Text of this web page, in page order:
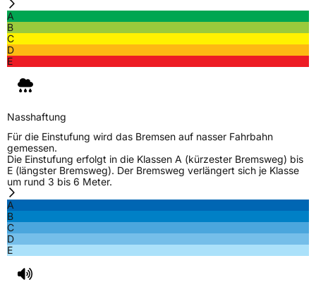
Weitere Eigenschaften
SchlauchtypTL
Zustand
M+SJa
VerstärktXL
EU Label
Rollgeräusch (Klasse)
A
B
C
D
E
Nasshaftung
Für die Einstufung wird das Bremsen auf nasser Fahrbahn
gemessen.
Die Einstufung erfolgt in die Klassen A (kürzester Bremsweg) bis
E (längster Bremsweg). Der Bremsweg verlängert sich je Klasse
um rund 3 bis 6 Meter.
A
B
C
D
E